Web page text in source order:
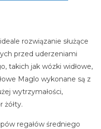
rozwiązanie służące
przed uderzeniami
takich jak wózki widłowe,
Maglo wykonane są z
wytrzymałości,
żółty.
regałów średniego